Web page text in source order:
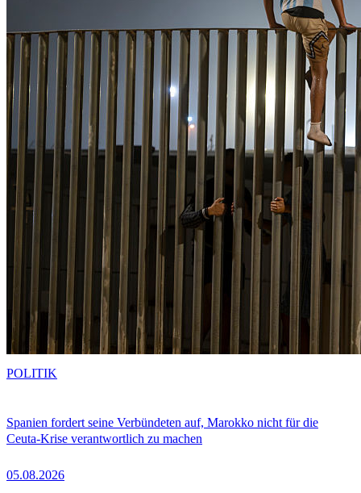
Spanien fordert seine Verbündeten auf, Marokko nicht für die
Ceuta-Krise verantwortlich zu machen
05.08.2026
POLITIK